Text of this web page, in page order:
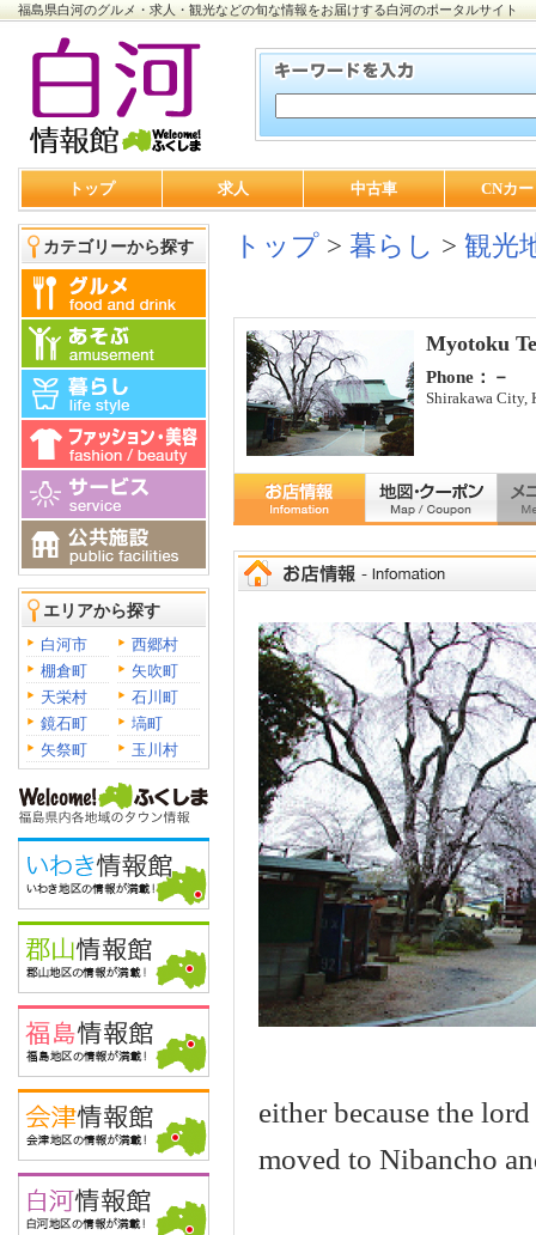
福島県白河のグルメ・求人・観光などの旬な情報をお届けする白河のポータルサイト
トップ 求人 中古車 CNカ
カテゴリーから探す
エリアから探す
白河市
西郷村
棚倉町
矢吹町
天栄村
石川町
鏡石町
塙町
矢祭町
玉川村
トップ > 暮らし > 観光
Myotoku
Phone：－
Shirakawa City,
either because the
moved to Nibancho